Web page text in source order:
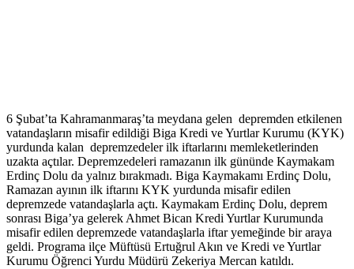
6 Şubat’ta Kahramanmaraş’ta meydana gelen depremden etkilenen
vatandaşların misafir edildiği Biga Kredi ve Yurtlar Kurumu (KYK)
yurdunda kalan depremzedeler ilk iftarlarını memleketlerinden
uzakta açtılar. Depremzedeleri ramazanın ilk gününde Kaymakam
Erdinç Dolu da yalnız bırakmadı. Biga Kaymakamı Erdinç Dolu,
Ramazan ayının ilk iftarını KYK yurdunda misafir edilen
depremzede vatandaşlarla açtı. Kaymakam Erdinç Dolu, deprem
sonrası Biga’ya gelerek Ahmet Bican Kredi Yurtlar Kurumunda
misafir edilen depremzede vatandaşlarla iftar yemeğinde bir araya
geldi. Programa ilçe Müftüsü Ertuğrul Akın ve Kredi ve Yurtlar
Kurumu Öğrenci Yurdu Müdürü Zekeriya Mercan katıldı.